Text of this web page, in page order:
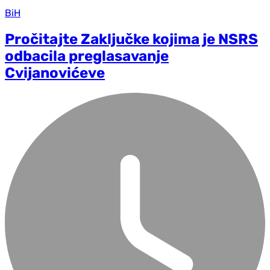
BiH
Pročitajte Zaključke kojima je NSRS
odbacila preglasavanje
Cvijanovićeve